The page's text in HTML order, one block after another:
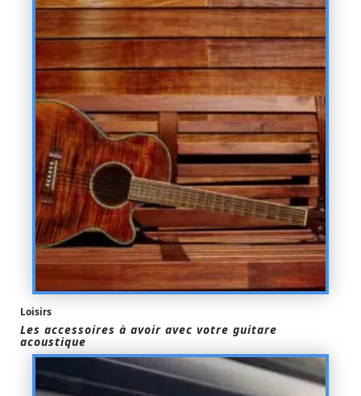
Loisirs
Les accessoires à avoir avec votre guitare
acoustique